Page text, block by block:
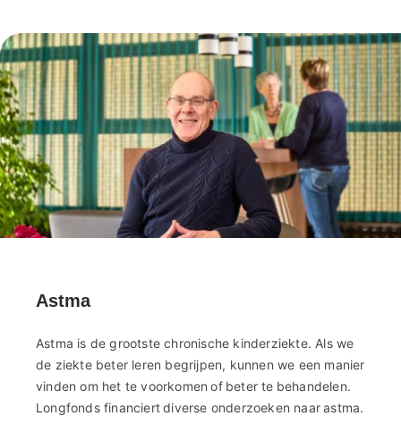
Astma
Astma is de grootste chronische kinderziekte. Als we
de ziekte beter leren begrijpen, kunnen we een manier
vinden om het te voorkomen of beter te behandelen.
Longfonds financiert diverse onderzoeken naar astma.